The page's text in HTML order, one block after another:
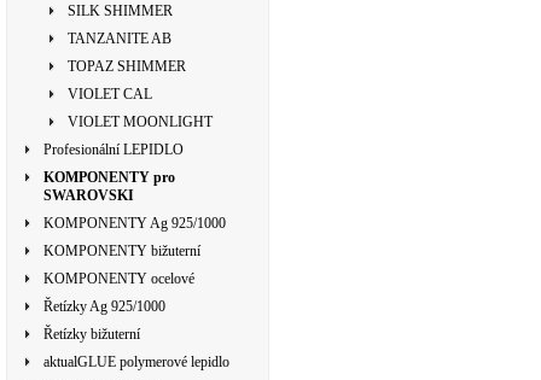
SILK SHIMMER
TANZANITE AB
TOPAZ SHIMMER
VIOLET CAL
VIOLET MOONLIGHT
Profesionální LEPIDLO
KOMPONENTY pro
SWAROVSKI
KOMPONENTY Ag 925/1000
KOMPONENTY bižuterní
KOMPONENTY ocelové
Řetízky Ag 925/1000
Řetízky bižuterní
aktualGLUE polymerové lepidlo